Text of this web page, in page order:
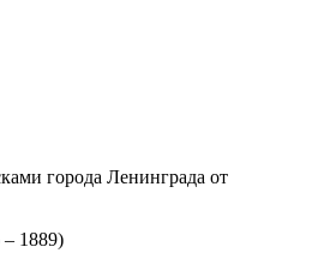
города Ленинграда от
1889)